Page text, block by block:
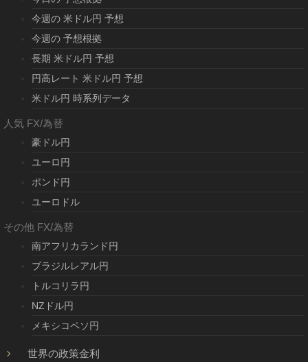
今週の 米ドル円 予想
今週の 予想根拠
長期 米ドル円 予想
円高レート 米ドル円 予想
米ドル円 時系列データ
人気 FX/為替
豪ドル円
ユーロ円
ポンド円
ユーロドル
その他 FX/為替
南アフリカランド円
ブラジルレアル円
トルコリラ円
NZドル円
メキシコペソ円
世界の政策金利